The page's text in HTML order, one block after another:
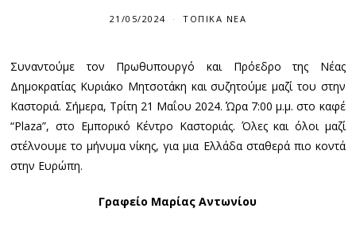
21/05/2024 ΤΟΠΙΚΆ ΝΈΑ
Συναντούμε τον Πρωθυπουργό και Πρόεδρο της Νέας
Δημοκρατίας Κυριάκο Μητσοτάκη και συζητούμε μαζί του στην
Καστοριά. Σήμερα, Τρίτη 21 Μαΐου 2024. Ώρα 7:00 μ.μ. στο καφέ
“Plaza”, στο Εμπορικό Κέντρο Καστοριάς. Όλες και όλοι μαζί
στέλνουμε το μήνυμα νίκης, για μια Ελλάδα σταθερά πιο κοντά
στην Ευρώπη.
Γραφείο Μαρίας Αντωνίου